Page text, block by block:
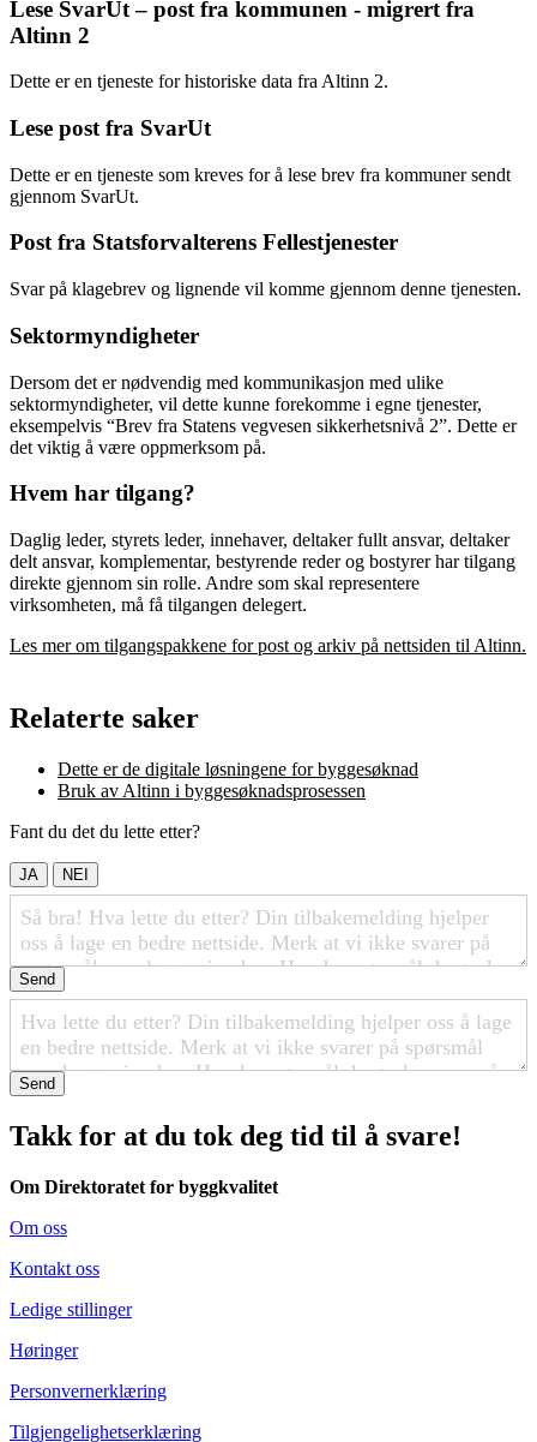
Lese SvarUt – post fra kommunen - migrert fra
Altinn 2
Dette er en tjeneste for historiske data fra Altinn 2.
Lese post fra SvarUt
Dette er en tjeneste som kreves for å lese brev fra kommuner sendt
gjennom SvarUt.
Post fra Statsforvalterens Fellestjenester
Svar på klagebrev og lignende vil komme gjennom denne tjenesten.
Sektormyndigheter
Dersom det er nødvendig med kommunikasjon med ulike
sektormyndigheter, vil dette kunne forekomme i egne tjenester,
eksempelvis “Brev fra Statens vegvesen sikkerhetsnivå 2”. Dette er
det viktig å være oppmerksom på.
Hvem har tilgang?
Daglig leder, styrets leder, innehaver, deltaker fullt ansvar, deltaker
delt ansvar, komplementar, bestyrende reder og bostyrer har tilgang
direkte gjennom sin rolle. Andre som skal representere
virksomheten, må få tilgangen delegert.
Les mer om tilgangspakkene for post og arkiv på nettsiden til Altinn.
Relaterte saker
Dette er de digitale løsningene for byggesøknad
Bruk av Altinn i byggesøknadsprosessen
Fant du det du lette etter?
JA NEI
Send
Send
Takk for at du tok deg tid til å svare!
Om Direktoratet for byggkvalitet
Om oss
Kontakt oss
Ledige stillinger
Høringer
Personvernerklæring
Tilgjengelighetserklæring